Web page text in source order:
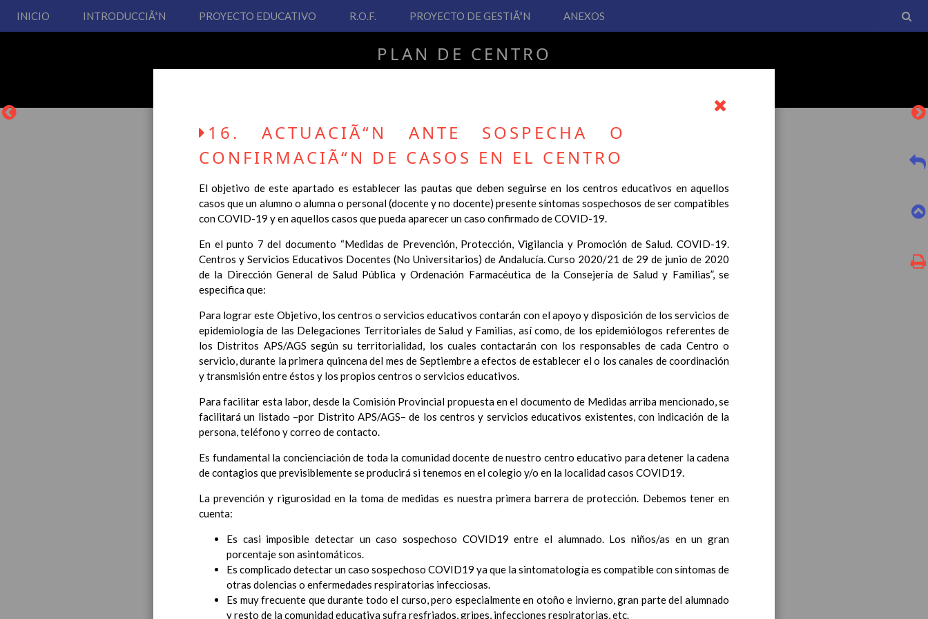
INICIO INTRODUCCIÃ³N PROYECTO EDUCATIVO R.O.F. PROYECTO DE GESTIÃ³N ANEXOS
PLAN DE CENTRO
La entrada en vigor del Real Decreto 126/2014, de 28 de febrero, por el que se establece el currículo básico de la
Educación Primaria, se ha hecho necesario la revisión y adecuación de nuestro Plan de Centro a esta normativa, el
cual usted podrá consultar desde este sitio web.
Esperamos que sea de su interés.
IntroducciÃ³n
AnÃ¡lisis del Contexto
Proyecto Educativo
Marco Normativo
Objetivos propios para la mejora del rendimiento escolar
LÃ­neas generales de actuaciÃ³n pedagÃ³gica
CoordinaciÃ³n y concreciÃ³n de los contenidos curriculares, asÃ­ como el tratamiento transversal en las
Ã¡reas de la educaciÃ³n en valores y otras enseÃ±anzas
Objetivos generales 15 noviembre 2019
Ãreas Curriculares
InterrelaciÃ³n de las inteligencias mÃºltiples con los objetivos generales y de Ã¡reas
ProgramaciÃ³n y relaciÃ³n de los elementos curriculares del 2Âº ciclo de e. Infantil
15
noviembre 2019
EvaluaciÃ³n 15 noviembre 2019
InterrelaciÃ³n familiar-centro educativo
AtenciÃ³n a la diversidad
15 noviembre 2019
Proyecto curricular de ReligiÃ³n CatÃ³lica en Segundo Ciclo de Infantil
16. ACTUACIÃ“N ANTE SOSPECHA O
CONFIRMACIÃ“N DE CASOS EN EL CENTRO
El objetivo de este apartado es establecer las pautas que deben seguirse en los centros educativos en aquellos
casos que un alumno o alumna o personal (docente y no docente) presente síntomas sospechosos de ser compatibles
con COVID-19 y en aquellos casos que pueda aparecer un caso confirmado de COVID-19.
En el punto 7 del documento “Medidas de Prevención, Protección, Vigilancia y Promoción de Salud. COVID-19.
Centros y Servicios Educativos Docentes (No Universitarios) de Andalucía. Curso 2020/21 de 29 de junio de 2020
de la Dirección General de Salud Pública y Ordenación Farmacéutica de la Consejería de Salud y Familias”, se
especifica que:
Para lograr este Objetivo, los centros o servicios educativos contarán con el apoyo y disposición de los servicios de
epidemiología de las Delegaciones Territoriales de Salud y Familias, así como, de los epidemiólogos referentes de
los Distritos APS/AGS según su territorialidad, los cuales contactarán con los responsables de cada Centro o
servicio, durante la primera quincena del mes de Septiembre a efectos de establecer el o los canales de coordinación
y transmisión entre éstos y los propios centros o servicios educativos.
Para facilitar esta labor, desde la Comisión Provincial propuesta en el documento de Medidas arriba mencionado, se
facilitará un listado –por Distrito APS/AGS– de los centros y servicios educativos existentes, con indicación de la
persona, teléfono y correo de contacto.
Es fundamental la concienciación de toda la comunidad docente de nuestro centro educativo para detener la cadena
de contagios que previsiblemente se producirá si tenemos en el colegio y/o en la localidad casos COVID19.
La prevención y rigurosidad en la toma de medidas es nuestra primera barrera de protección. Debemos tener en
cuenta:
Es casi imposible detectar un caso sospechoso COVID19 entre el alumnado. Los niños/as en un gran
porcentaje son asintomáticos.
Es complicado detectar un caso sospechoso COVID19 ya que la sintomatología es compatible con síntomas de
otras dolencias o enfermedades respiratorias infecciosas.
Es muy frecuente que durante todo el curso, pero especialmente en otoño e invierno, gran parte del alumnado
y resto de la comunidad educativa sufra resfriados, gripes, infecciones respiratorias, etc.